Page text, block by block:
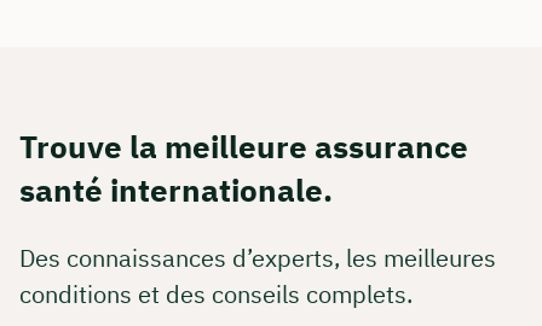
Trouve la meilleure assurance
santé internationale.
Des connaissances d’experts, les meilleures
conditions et des conseils complets.